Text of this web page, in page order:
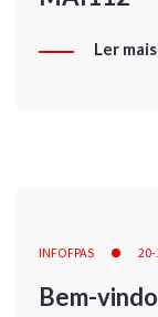
Ler mais
INFOFPAS
Bem-